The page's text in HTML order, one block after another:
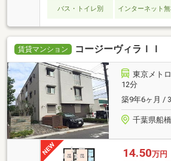
バス・トイレ別 インターネット
賃貸マンション コージーヴィラＩＩ
東京メト
12分
築9年6ヶ月 /
千葉県船
14.50万円